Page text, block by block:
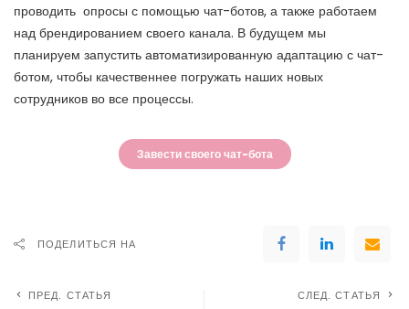
проводить опросы с помощью чат-ботов, а также работаем
над брендированием своего канала. В будущем мы
планируем запустить автоматизированную адаптацию с чат-
ботом, чтобы качественнее погружать наших новых
сотрудников во все процессы.
Завести своего чат-бота
ПОДЕЛИТЬСЯ НА
ПРЕД. СТАТЬЯ СЛЕД. СТАТЬЯ